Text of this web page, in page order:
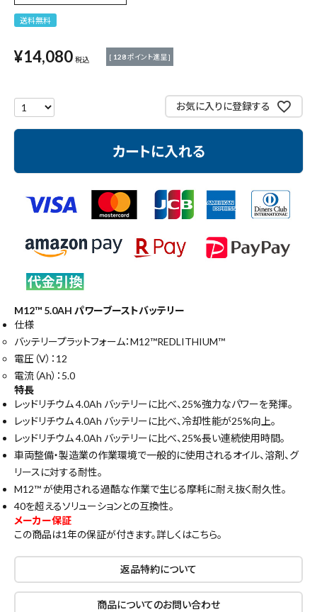
測定工具・筆記具
収納・腰袋・ワーク用品
金物・現場資材
ガイドライン
送料無料
¥14,080 税込 [ 128ポイント進呈 ]
お気に入りに登録する
カートに入れる
M12™ 5.0AH パワーブーストバッテリー
仕様
バッテリープラットフォーム：M12™REDLITHIUM™
電圧（V）：12
電流（Ah）：5.0
特長
レッドリチウム 4.0Ah バッテリーに比べ、25%強力なパワーを発揮。
レッドリチウム 4.0Ah バッテリーに比べ、冷却性能が25%向上。
レッドリチウム 4.0Ah バッテリーに比べ、25%長い連続使用時間。
車両整備・製造業の作業環境で一般的に使用されるオイル、溶剤、グ
リースに対する耐性。
M12™ が使用される過酷な作業で生じる摩耗に耐え抜く耐久性。
40を超えるソリューションとの互換性。
メーカー保証
この商品は1年の保証が付きます。詳しくはこちら。
返品特約について
商品についてのお問い合わせ